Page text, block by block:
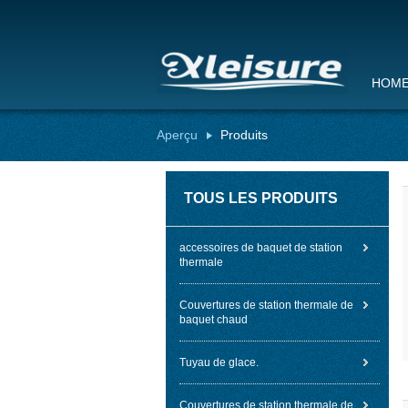
Aperçu Produits
TOUS LES PRODUITS
accessoires de baquet de station
thermale
Couvertures de station thermale de
baquet chaud
Tuyau de glace.
Couvertures de station thermale de